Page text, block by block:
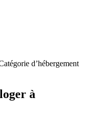
d’hébergement
à